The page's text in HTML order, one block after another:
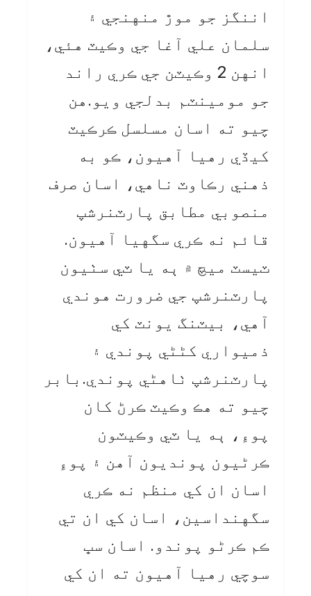
اننگز جو موڙ منهنجي ۽
سلمان علي آغا جي وڪيٽ هئي،
انهن 2 وڪيٽن جي ڪري راند
جو مومينٽم بدلجي ويو.هن
چيو ته اسان مسلسل ڪرڪيٽ
کيڏي رهيا آهيون، ڪو به
ذهني رڪاوٽ ناهي، اسان صرف
منصوبي مطابق پارٽنرشپ
قائم نه ڪري سگهيا آهيون.
ٽيسٽ ميچ ۾ ٻه يا ٽي سٺيون
پارٽنرشپ جي ضرورت هوندي
آهي، بيٽنگ يونٽ کي
ذميواري کڻڻي پوندي ۽
پارٽنرشپ ٺاهڻي پوندي.بابر
چيو ته هڪ وڪيٽ ڪرڻ کان
پوءِ، ٻه يا ٽي وڪيٽون
ڪرڻيون پونديون آهن ۽ پوءِ
اسان ان کي منظم نه ڪري
سگهنداسين، اسان کي ان تي
ڪم ڪرڻو پوندو. اسان سڀ
سوچي رهيا آهيون ته ان کي